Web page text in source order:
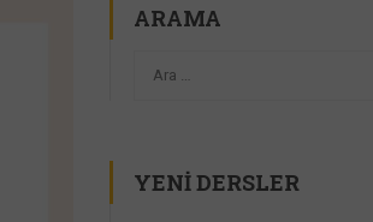
ARAMA
YENI DERSLER